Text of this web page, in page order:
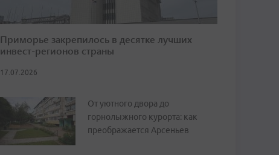
Приморье закрепилось в десятке лучших
инвест-регионов страны
17.07.2026
От уютного двора до
горнолыжного курорта: как
преображается Арсеньев